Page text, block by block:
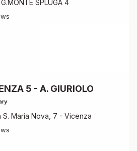
SPLUGA 4
5 - A. GIURIOLO
S. Maria Nova, 7 - Vicenza